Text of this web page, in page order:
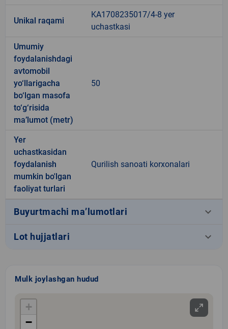
Unikal raqami
KA1708235017/4-8 yer
uchastkasi
Umumiy
foydalanishdagi
avtomobil
yo‘llarigacha
bo‘lgan masofa
to‘g‘risida
ma’lumot (metr)
50
Yer
uchastkasidan
foydalanish
mumkin bo'lgan
faoliyat turlari
Qurilish sanoati korxonalari
Buyurtmachi ma’lumotlari keyboard_arrow_down
Lot hujjatlari keyboard_arrow_down
Mulk joylashgan hudud
+
−